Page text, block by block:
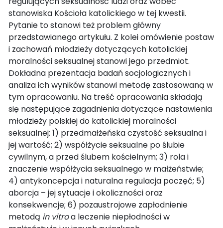
stanowiska Kościoła katolickiego w tej kwestii.
Pytanie to stanowi też problem główny
przedstawianego artykułu. Z kolei omówienie postaw
i zachowań młodzieży dotyczących katolickiej
moralności seksualnej stanowi jego przedmiot.
Dokładna prezentacja badań socjologicznych i
analiza ich wyników stanowi metodę zastosowaną w
tym opracowaniu. Na treść opracowania składają
się następujące zagadnienia dotyczące nastawienia
młodzieży polskiej do katolickiej moralności
seksualnej: 1) przedmałżeńska czystość seksualna i
jej wartość; 2) współżycie seksualne po ślubie
cywilnym, a przed ślubem kościelnym; 3) rola i
znaczenie współżycia seksualnego w małżeństwie;
4) antykoncepcja i naturalna regulacja poczęć; 5)
aborcja – jej sytuacje i okoliczności oraz
konsekwencje; 6) pozaustrojowe zapłodnienie
metodą in vitroa leczenie niepłodności w